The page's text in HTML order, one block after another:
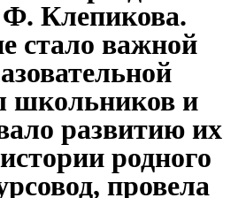
Клепикова.
стало важной
школьников и
развитию их
родного
провела